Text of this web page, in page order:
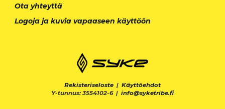
Ota yhteyttä
Logoja ja kuvia vapaaseen käyttöön
Rekisteriseloste | Käyttöehdot
Y-tunnus: 3554102-6 | info@syketribe.fi